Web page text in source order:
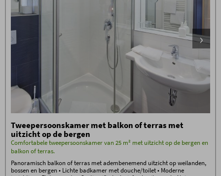
Tweepersoonskamer met balkon of terras met
uitzicht op de bergen
Comfortabele tweepersoonskamer van 25 m² met uitzicht op de bergen en
balkon of terras.
Panoramisch balkon of terras met adembenemend uitzicht op weilanden,
bossen en bergen • Lichte badkamer met douche/toilet • Moderne